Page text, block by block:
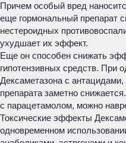
Причем особый вред
еще гормональный препарат
нестероидных
ухудшает их эффект.
Еще он способен снижать
гипотензивных средств. При
Дексаметазона с
препарата заметно
с парацетамолом, можно
Токсические эффекты
одновременном